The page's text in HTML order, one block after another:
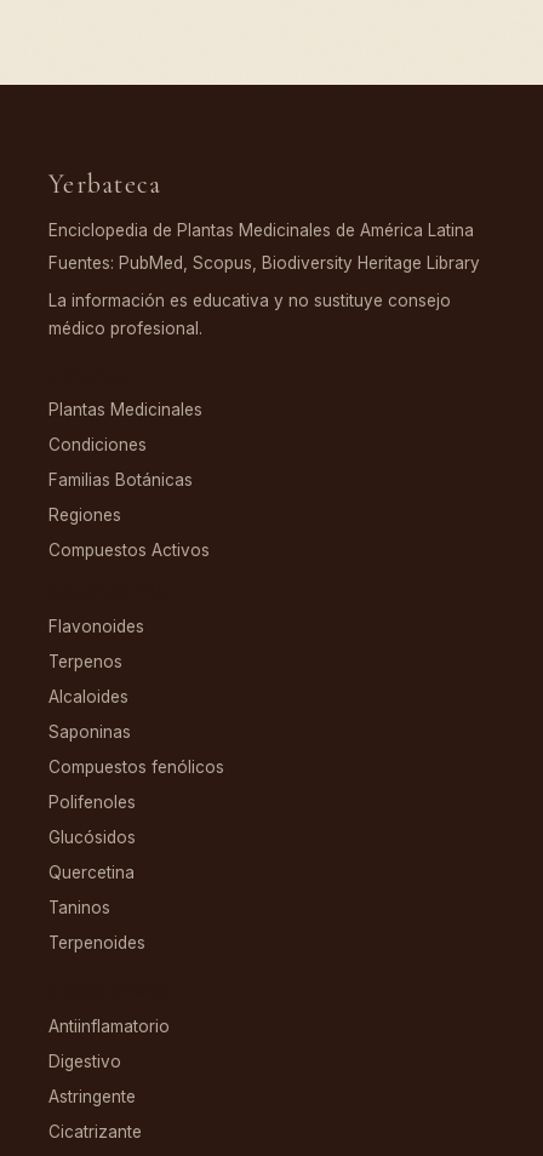
Yerbateca
Enciclopedia de Plantas Medicinales de América Latina
Fuentes: PubMed, Scopus, Biodiversity Heritage Library
La información es educativa y no sustituye consejo
médico profesional.
Plantas Medicinales
Condiciones
Familias Botánicas
Regiones
Compuestos Activos
Flavonoides
Terpenos
Alcaloides
Saponinas
Compuestos fenólicos
Polifenoles
Glucósidos
Quercetina
Taninos
Terpenoides
Antiinflamatorio
Digestivo
Astringente
Cicatrizante